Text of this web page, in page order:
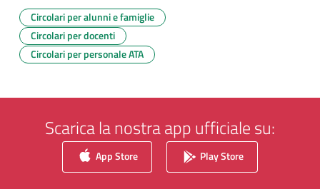
Circolari per alunni e famiglie
Circolari per docenti
Circolari per personale ATA
Scarica la nostra app ufficiale su:
App Store Play Store